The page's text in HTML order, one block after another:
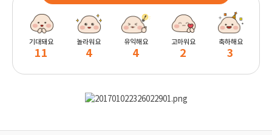
기대돼요
11
놀라워요
4
유익해요
4
고마워요
2
축하해요
3